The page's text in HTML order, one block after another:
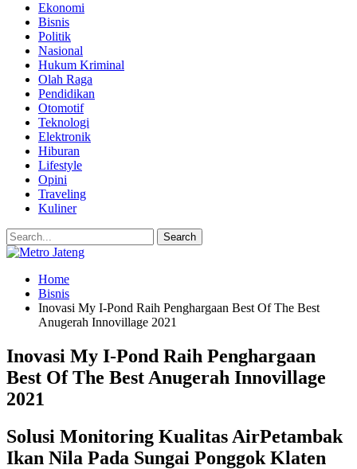
Ekonomi
Bisnis
Politik
Nasional
Hukum Kriminal
Olah Raga
Pendidikan
Otomotif
Teknologi
Elektronik
Hiburan
Lifestyle
Opini
Traveling
Kuliner
Home
Bisnis
Inovasi My I-Pond Raih Penghargaan Best Of The Best
Anugerah Innovillage 2021
Inovasi My I-Pond Raih Penghargaan
Best Of The Best Anugerah Innovillage
2021
Solusi Monitoring Kualitas AirPetambak
Ikan Nila Pada Sungai Ponggok Klaten